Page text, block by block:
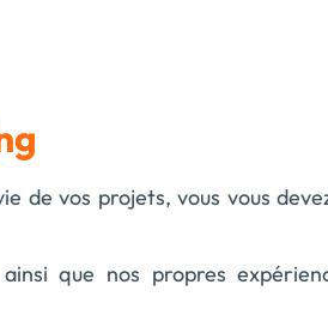
de vos projets, vous vous
que nos propres